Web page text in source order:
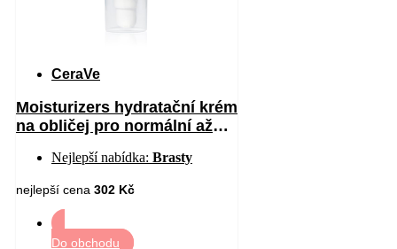
CeraVe
Moisturizers hydratační krém
na obličej pro normální až
Nejlepší nabídka: Brasty
nejlepší cena 302 Kč
Do obchodu